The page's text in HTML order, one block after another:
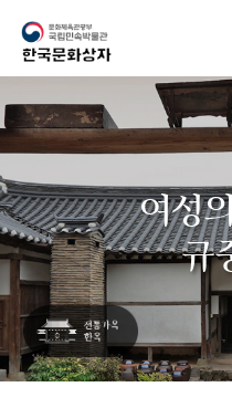
여성
규